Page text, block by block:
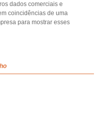
dados comerciais e
coincidências de uma
para mostrar esses